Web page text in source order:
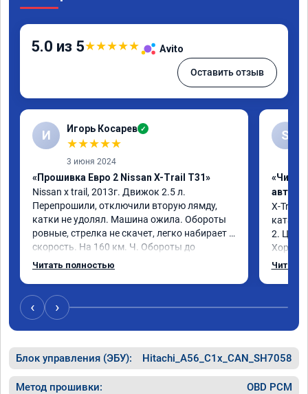
5.0 из 5★★★★★ Avito
Оставить отзыв
И Игорь Косарев ✓
★★★★★
3 июня 2024
«Прошивка Евро 2 Nissan X-Trail T31»
Nissan x trаil, 2013г. Движок 2.5 л.
Перепрошили, отключили вторую лямду,
катки не удолял. Машина ожила. Обороты
ровные, стрелка не скачет, легко набирает
скорость. На 160 км. Ч. Обороты до
3000.расход тот-же без изменения 12л.
Читать полностью
S
«Чип
X-Trail
2. Цена
Читать
‹ ›
Блок управления (ЭБУ): Hitachi_A56_C1x_CAN_SH7058
Метод прошивки: OBD PCM